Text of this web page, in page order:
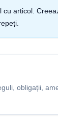
cu articol.
obligații,